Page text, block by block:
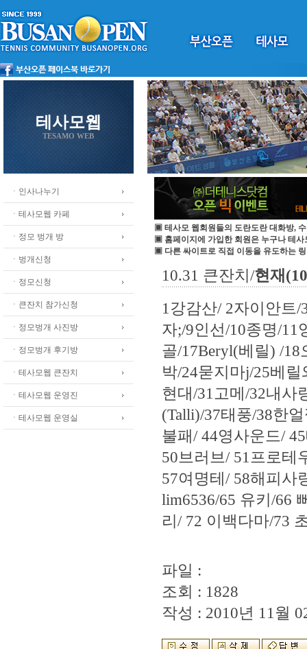
테사모웹
TESAMO WEB
ㆍ인사나누기
ㆍ테사모웹 카페
ㆍ정모 벙개 방
ㆍ벙개신청
ㆍ정모신청
ㆍ큰잔치 참가신청
ㆍ정모벙개 사진방
ㆍ정모벙개 후기방
ㆍ테사모웹 큰잔치
ㆍ테사모웹 운영진
ㆍ테사모웹 운영실
▣ 테사모 웹회원들의 도란도란 대화방,
▣ 홈페이지에 가입한 회원은 누구나 테사
▣ 다른 싸이트로 직접 이동을 유도하는
10.31 큰잔치/현재
1강감산/ 2자이안트
자;/9인선/10종명/11
골/17Beryl(베릴) /
박/24묻지마j/25베
현대/31고메/32내사
(Talli)/37태풍/38한
불패/ 44영사운드/
50브러브/ 51프로테
57여명테/ 58해피사
lim6536/65 유키/66
리/ 72 이백다마/73
파일 :
조회 : 1828
작성 : 2010년 11월